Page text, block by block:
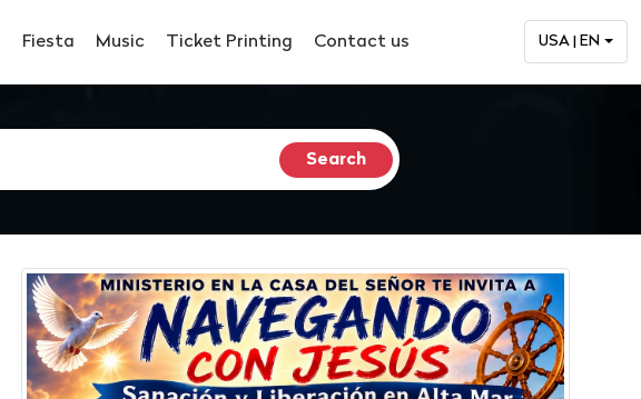
Fiesta Music Ticket Printing Contact us USA | EN